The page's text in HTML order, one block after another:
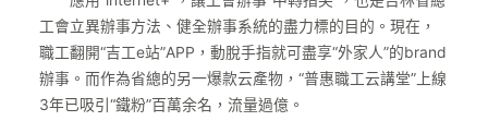
工會立異辦事方法、健全辦事系統的盡力標的目的。現在，
職工翻開“吉工e站”APP，動脫手指就可盡享“外家人”的brand
辦事。而作為省總的另一爆款云產物，“普惠職工云講堂”上線
3年已吸引“鐵粉”百萬余名，流量過億。